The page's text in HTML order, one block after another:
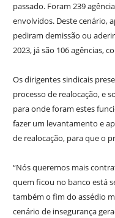
passado. Foram 239
envolvidos. Deste cenário,
pediram demissão ou
2023, já são 106 agências,
Os dirigentes sindicais
processo de realocação, e
para onde foram estes
fazer um levantamento e
de realocação, para que o
“Nós queremos mais
quem ficou no banco está
também o fim do assédio
cenário de insegurança